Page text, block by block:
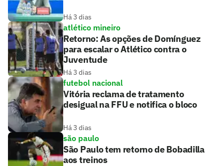
Há 3 dias
atlético mineiro
Retorno: As opções de Domínguez
para escalar o Atlético contra o
Juventude
Há 3 dias
futebol nacional
Vitória reclama de tratamento
desigual na FFU e notifica o bloco
Há 3 dias
são paulo
São Paulo tem retorno de Bobadilla
aos treinos